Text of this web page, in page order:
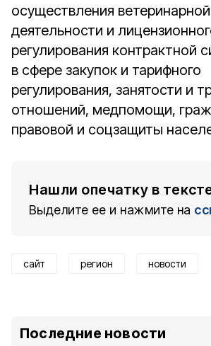
осуществления ветеринарной
деятельности и
регулирования контрактной
в сфере закупок и тарифного
регулирования, занятости и
отношений, медпомощи,
правовой и соцзащиты
Нашли опечатку в
Выделите ее и нажмите на
сайт регион новости
Последние новости